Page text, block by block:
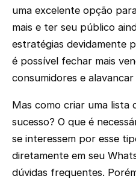
uma excelente opção
mais e ter seu público
estratégias devidamente
é possível fechar mais
consumidores e
Mas como criar uma lista
sucesso? O que é
se interessem por esse
diretamente em seu
dúvidas frequentes.